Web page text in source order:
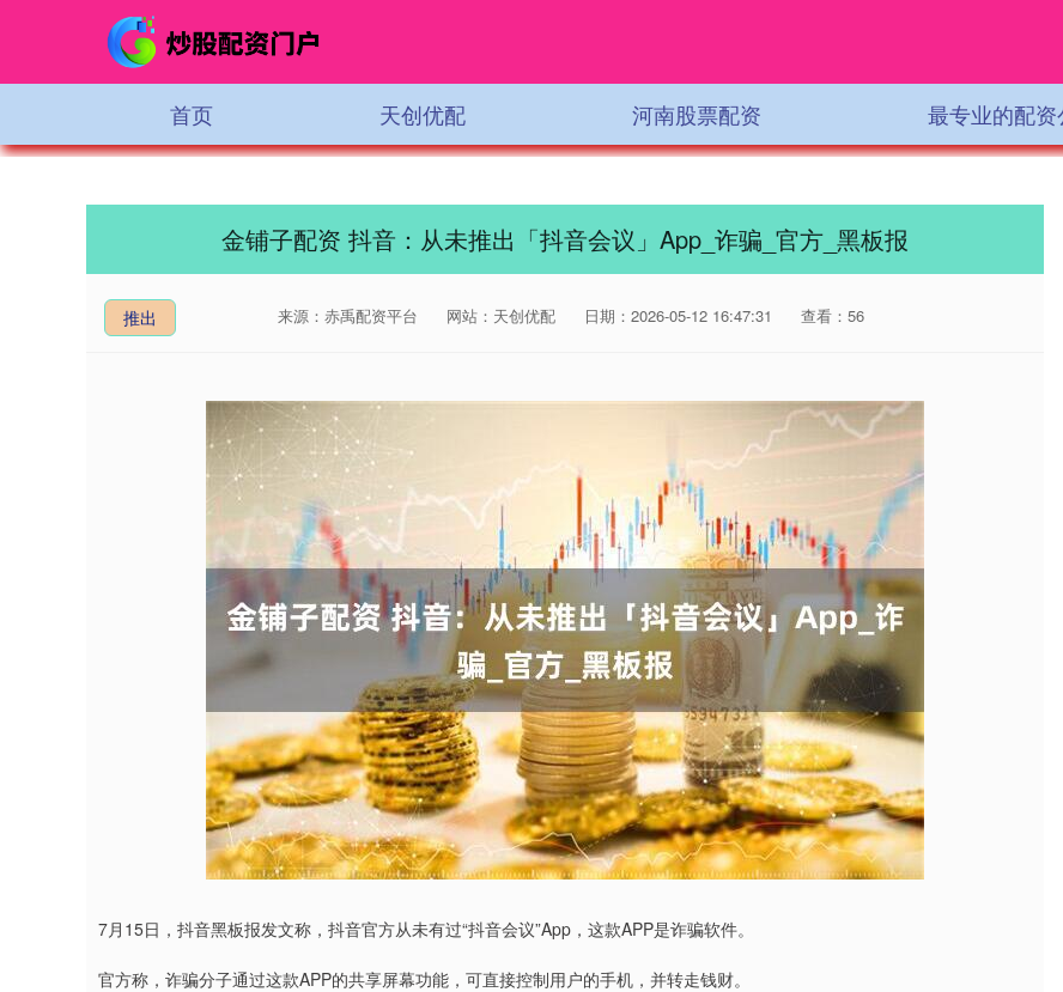
首页 天创优配 河南股票配资 最专业的配资
金铺子配资 抖音：从未推出「抖音会议」App_诈骗_官方_黑板报
推出 来源：赤禹配资平台 网站：天创优配 日期：2026-05-12 16:47:31 查看：56
7月15日，抖音黑板报发文称，抖音官方从未有过“抖音会议”App，这款APP是诈骗软件。
官方称，诈骗分子通过这款APP的共享屏幕功能，可直接控制用户的手机，并转走钱财。
沪深300 4651.31 -6.85 -0.15% 北证50 1122.88 3.42